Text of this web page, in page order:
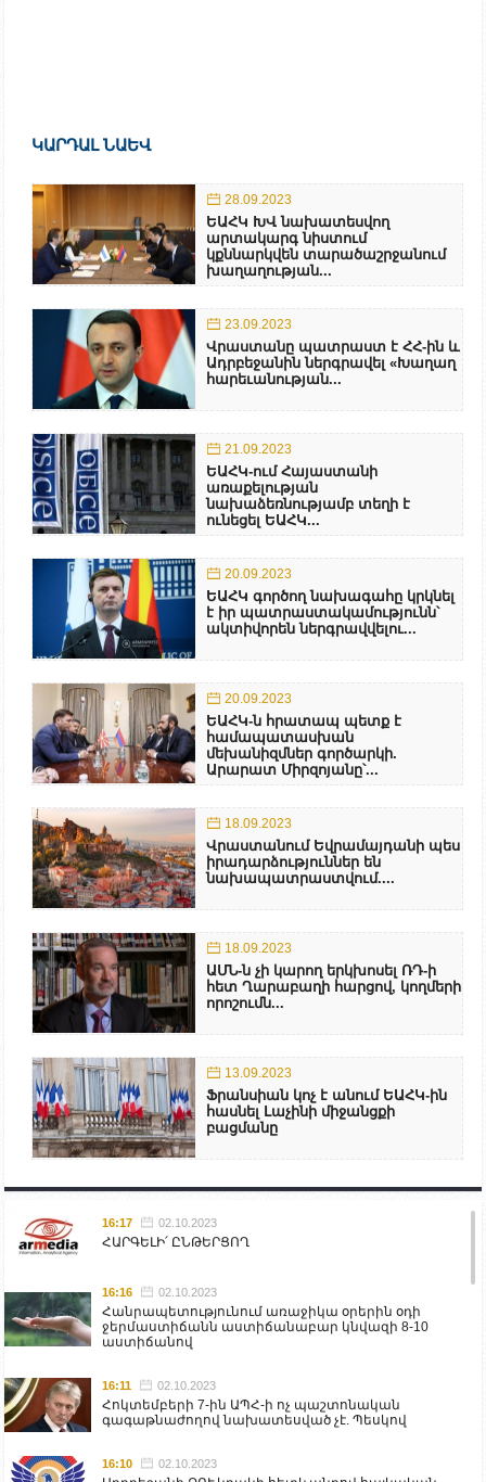
ԿԱՐԴԱԼ ՆԱԵՎ
28.09.2023
ԵԱՀԿ ԽՎ նախատեսվող
արտակարգ նիստում
կքննարկվեն տարածաշրջանում
խաղաղության...
23.09.2023
Վրաստանը պատրաստ է ՀՀ-ին և
Ադրբեջանին ներգրավել «Խաղաղ
հարեւանության...
21.09.2023
ԵԱՀԿ-ում Հայաստանի
առաքելության
նախաձեռնությամբ տեղի է
ունեցել ԵԱՀԿ...
20.09.2023
ԵԱՀԿ գործող նախագահը կրկնել
է իր պատրաստակամությունն՝
ակտիվորեն ներգրավվելու...
20.09.2023
ԵԱՀԿ-ն հրատապ պետք է
համապատասխան
մեխանիզմներ գործարկի.
Արարատ Միրզոյանը՝...
18.09.2023
Վրաստանում Եվրամայդանի պես
իրադարձություններ են
նախապատրաստվում....
18.09.2023
ԱՄՆ-ն չի կարող երկխոսել ՌԴ-ի
հետ Ղարաբաղի հարցով, կողմերի
որոշումն...
13.09.2023
Ֆրանսիան կոչ է անում ԵԱՀԿ-ին
հասնել Լաչինի միջանցքի
բացմանը
16:17 02.10.2023
ՀԱՐԳԵԼԻ՛ ԸՆԹԵՐՑՈՂ
16:16 02.10.2023
Հանրապետությունում առաջիկա օրերին օդի
ջերմաստիճանն աստիճանաբար կնվազի 8-10
աստիճանով
16:11 02.10.2023
Հոկտեմբերի 7-ին ԱՊՀ-ի ոչ պաշտոնական
գագաթնաժողով նախատեսված չէ. Պեսկով
16:10 02.10.2023